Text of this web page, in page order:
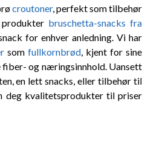
croutoner, perfekt som tilbehør
bruschetta-snacks fra
for enhver anledning. Vi har
som fullkornbrød , kjent for sine
og næringsinnhold. Uansett
en lett snacks, eller tilbehør til
deg kvalitetsprodukter til priser